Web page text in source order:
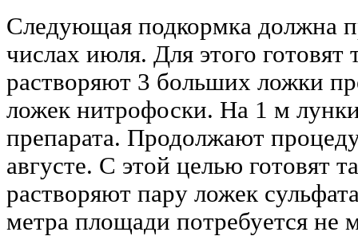
Следующая подкормка должна
числах июля. Для этого готовят
растворяют 3 больших ложки
ложек нитрофоски. На 1 м
препарата. Продолжают
августе. С этой целью готовят
растворяют пару ложек
метра площади потребуется не